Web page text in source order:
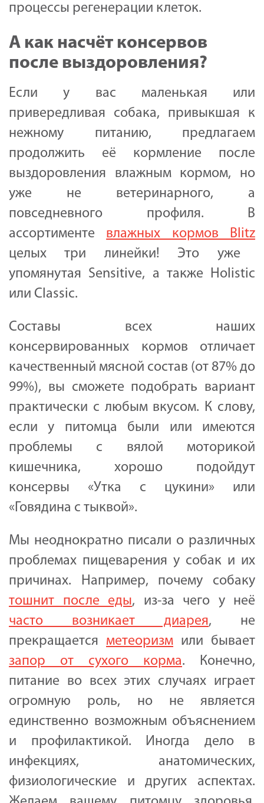
процессы регенерации клеток.
А как насчёт консервов
после выздоровления?
Если у вас маленькая или
привередливая собака, привыкшая к
нежному питанию, предлагаем
продолжить её кормление после
выздоровления влажным кормом, но
уже не ветеринарного, а
повседневного профиля. В
ассортименте влажных кормов Blitz
целых три линейки! Это уже
упомянутая Sensitive, а также
Holistic
или Classic.
Составы всех наших
консервированных кормов отличает
качественный мясной состав (от 87% до
99%), вы сможете подобрать вариант
практически с любым вкусом. К слову,
если у питомца были или имеются
проблемы с вялой моторикой
кишечника, хорошо подойдут
консервы «Утка с цукини» или
«Говядина с тыквой».
Мы неоднократно писали о различных
проблемах пищеварения у собак и их
причинах. Например, почему собаку
тошнит после еды, из-за чего у неё
часто возникает диарея, не
прекращается метеоризм или бывает
запор от сухого корма. Конечно,
питание во всех этих случаях играет
огромную роль, но не является
единственно возможным объяснением
и профилактикой. Иногда дело в
инфекциях, анатомических,
физиологические и других аспектах.